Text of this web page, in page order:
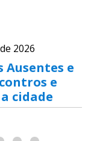
2026
Ausentes e
e
cidade